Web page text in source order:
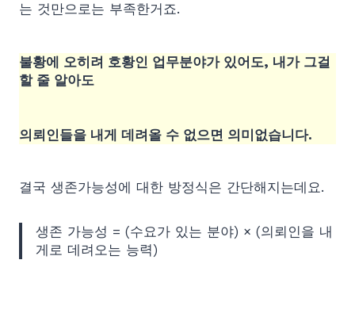
는 것만으로는 부족한거죠.
불황에 오히려 호황인 업무분야가 있어도, 내가 그걸
할 줄 알아도
의뢰인들을 내게 데려올 수 없으면 의미없습니다.
결국 생존가능성에 대한 방정식은 간단해지는데요.
생존 가능성 = (수요가 있는 분야) × (의뢰인을 내
게로 데려오는 능력)